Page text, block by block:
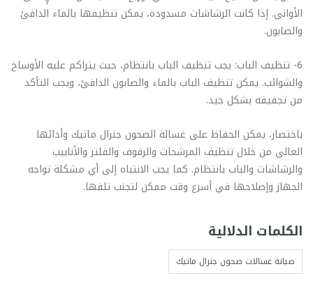
الأواني. إذا كانت الرشاشات مسدودة، يمكن تنظيفها بالماء الدافئ
والصابون.
6- تنظيف الباب: يجب تنظيف الباب بانتظام، حيث يتراكم عليه الأوساخ
والشوائب. يمكن تنظيف الباب بالماء والصابون الدافئ، ويجب التأكد
من تجفيفه بشكل جيد.
باختصار، يمكن الحفاظ على غسالة الصحون جنرال ماتيك وأدائها
العالي من خلال تنظيف المرشحات والرفوف والفلتر والأنابيب
والرشاشات والباب بانتظام. كما يجب الانتباه إلى أي مشكلة تواجه
الجهاز وإصلاحها في أسرع وقت ممكن لتجنب تلفها.
الكلمات الدلالية
صيانة غسالات صحون جنرال ماتيك